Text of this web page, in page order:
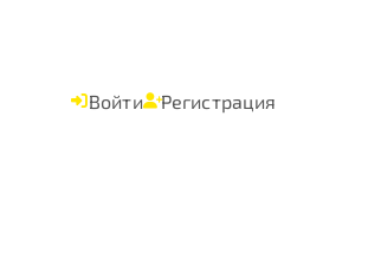
Войти Регистрация